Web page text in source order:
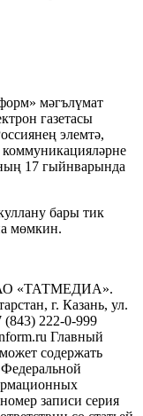
мәгълүмат
газетасы
элемтә,
17 гыйнварында
бары тик
мөмкин.
АО «ТАТМЕДИА».
г. Казань, ул.
(843) 222-0-999
Главный
содержать
записи серия